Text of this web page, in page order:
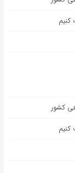
کنیم
کشور
کنیم